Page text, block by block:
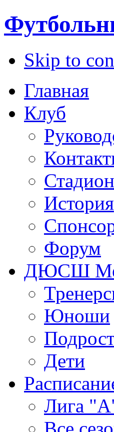
Skip to
Главная
Клуб
Стадион
История
Форум
ДЮСШ
Юноши
Дети
Лига